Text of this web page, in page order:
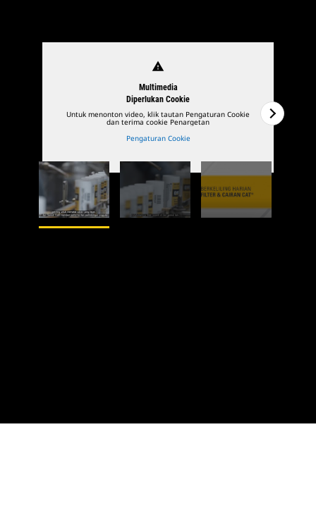
warning
Multimedia
Diperlukan Cookie
Untuk menonton video, klik tautan Pengaturan Cookie
dan terima cookie Penargetan
Pengaturan Cookie